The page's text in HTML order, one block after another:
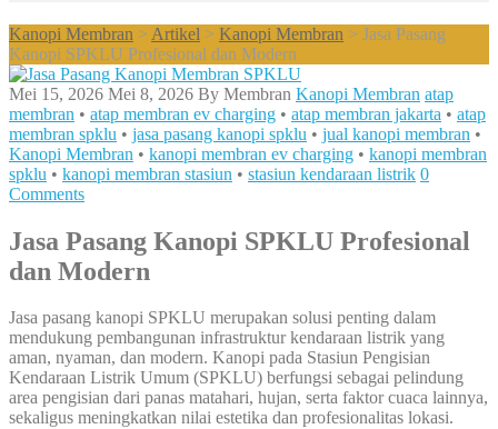
Kanopi Membran > Artikel > Kanopi Membran > Jasa Pasang
Kanopi SPKLU Profesional dan Modern
Mei 15, 2026 Mei 8, 2026 By Membran Kanopi Membran atap
membran • atap membran ev charging • atap membran jakarta • atap
membran spklu • jasa pasang kanopi spklu • jual kanopi membran •
Kanopi Membran • kanopi membran ev charging • kanopi membran
spklu • kanopi membran stasiun • stasiun kendaraan listrik 0
Comments
Jasa Pasang Kanopi SPKLU Profesional
dan Modern
Jasa pasang kanopi SPKLU merupakan solusi penting dalam
mendukung pembangunan infrastruktur kendaraan listrik yang
aman, nyaman, dan modern. Kanopi pada Stasiun Pengisian
Kendaraan Listrik Umum (SPKLU) berfungsi sebagai pelindung
area pengisian dari panas matahari, hujan, serta faktor cuaca lainnya,
sekaligus meningkatkan nilai estetika dan profesionalitas lokasi.